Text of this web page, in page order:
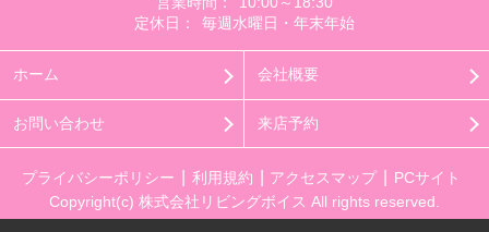
定休日：
毎週水曜日・年末年始
ホーム 会社概要
お問い合わせ 来店予約
プライバシーポリシー 利用規約 アクセスマップ
PCサイト
Copyright(c) 株式会社リビングボイス All rights reserved.